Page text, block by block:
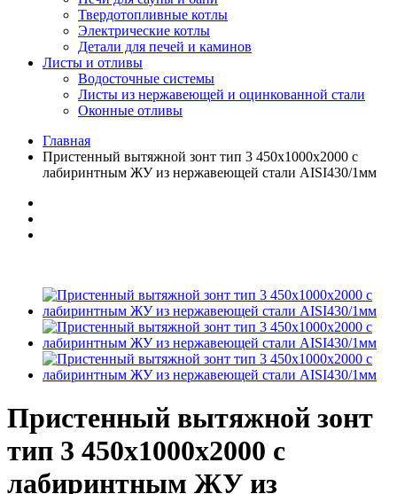
Твердотопливные котлы
Электрические котлы
Детали для печей и каминов
Листы и отливы
Водосточные системы
Листы из нержавеющей и оцинкованной стали
Оконные отливы
Главная
Пристенный вытяжной зонт тип 3 450х1000х2000 с
лабиринтным ЖУ из нержавеющей стали AISI430/1мм
Пристенный вытяжной зонт
тип 3 450х1000х2000 с
лабиринтным ЖУ из